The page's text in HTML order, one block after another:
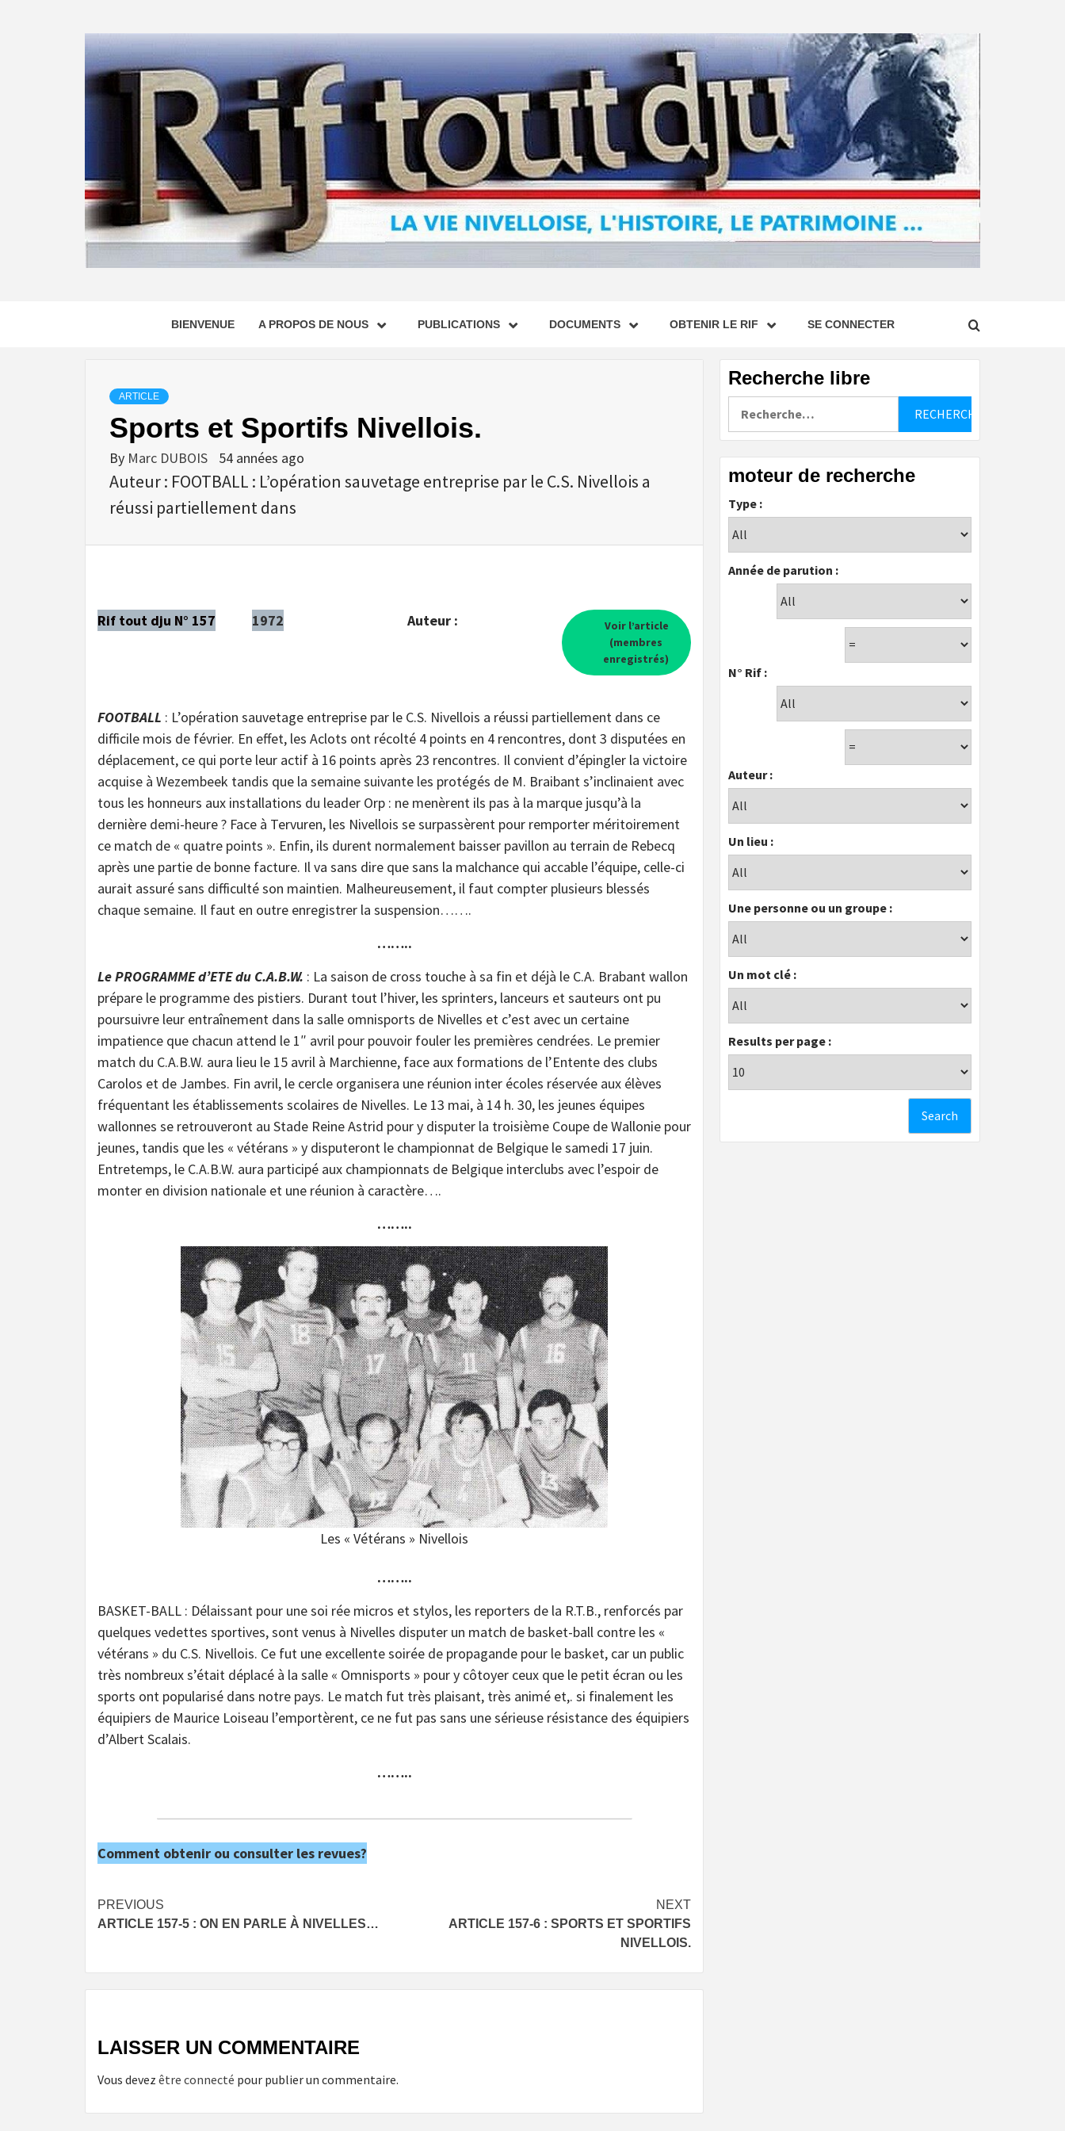
BIENVENUE A PROPOS DE NOUS PUBLICATIONS DOCUMENTS OBTENIR LE RIF SE CONNECTER
ARTICLE
Sports et Sportifs Nivellois.
By Marc DUBOIS 54 années ago
Auteur : FOOTBALL : L’opération sauvetage entreprise par le C.S. Nivellois a
réussi partiellement dans
Rif tout dju N° 157 1972 Auteur :
Voir l’article
(membres
enregistrés)
FOOTBALL : L’opération sauvetage entreprise par le C.S. Nivellois a réussi partiellement dans ce
difficile mois de février. En effet, les Aclots ont récolté 4 points en 4 rencontres, dont 3 disputées en
déplacement, ce qui porte leur actif à 16 points après 23 rencontres. Il convient d’épingler la victoire
acquise à Wezembeek tandis que la semaine suivante les protégés de M. Braibant s’inclinaient avec
tous les honneurs aux installations du leader Orp : ne menèrent ils pas à la marque jusqu’à la
dernière demi-heure ? Face à Tervuren, les Nivellois se surpassèrent pour remporter méritoirement
ce match de « quatre points ». Enfin, ils durent normalement baisser pavillon au terrain de Rebecq
après une partie de bonne facture. Il va sans dire que sans la malchance qui accable l’équipe, celle-ci
aurait assuré sans difficulté son maintien. Malheureusement, il faut compter plusieurs blessés
chaque semaine. Il faut en outre enregistrer la suspension…….
……..
Le PROGRAMME d’ETE du C.A.B.W. : La saison de cross touche à sa fin et déjà le C.A. Brabant wallon
prépare le programme des pistiers. Durant tout l’hiver, les sprinters, lanceurs et sauteurs ont pu
poursuivre leur entraînement dans la salle omnisports de Nivelles et c’est avec un certaine
impatience que chacun attend le 1″ avril pour pouvoir fouler les premières cendrées. Le premier
match du C.A.B.W. aura lieu le 15 avril à Marchienne, face aux formations de l’Entente des clubs
Carolos et de Jambes. Fin avril, le cercle organisera une réunion inter écoles réservée aux élèves
fréquentant les établissements scolaires de Nivelles. Le 13 mai, à 14 h. 30, les jeunes équipes
wallonnes se retrouveront au Stade Reine Astrid pour y disputer la troisième Coupe de Wallonie pour
jeunes, tandis que les « vétérans » y disputeront le championnat de Belgique le samedi 17 juin.
Entretemps, le C.A.B.W. aura participé aux championnats de Belgique interclubs avec l’espoir de
monter en division nationale et une réunion à caractère….
……..
Les « Vétérans » Nivellois
……..
BASKET-BALL : Délaissant pour une soi rée micros et stylos, les reporters de la R.T.B., renforcés par
quelques vedettes sportives, sont venus à Nivelles disputer un match de basket-ball contre les «
vétérans » du C.S. Nivellois. Ce fut une excellente soirée de propagande pour le basket, car un public
très nombreux s’était déplacé à la salle « Omnisports » pour y côtoyer ceux que le petit écran ou les
sports ont popularisé dans notre pays. Le match fut très plaisant, très animé et,. si finalement les
équipiers de Maurice Loiseau l’emportèrent, ce ne fut pas sans une sérieuse résistance des équipiers
d’Albert Scalais.
……..
Comment obtenir ou consulter les revues?
Post
navigation
PREVIOUS
ARTICLE 157-5 : ON EN PARLE À NIVELLES…
NEXT
ARTICLE 157-6 : SPORTS ET SPORTIFS
NIVELLOIS.
LAISSER UN COMMENTAIRE
Vous devez être connecté pour publier un commentaire.
Recherche libre
moteur de recherche
Type :
Année de parution :
N° Rif :
Auteur :
Un lieu :
Une personne ou un groupe :
Un mot clé :
Results per page :